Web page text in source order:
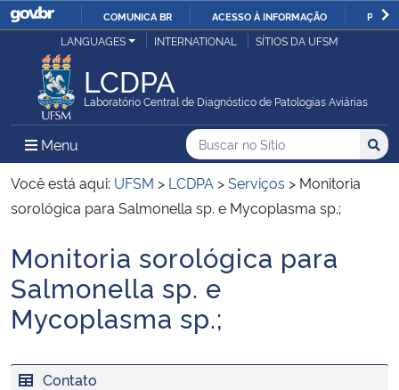
IR
COMUNICA BR ACESSO À INFORMAÇÃO
Ministério da Justiça e Segurança Pública
Ministério da Defesa
Ministério das Relações Exteriores
Ministério da Infraestrutura
Ministério da Agricultura, Pecuária e Abastecimento
Ministério da Educação
LANGUAGES INTERNATIONAL SÍTIOS DA UFSM
LCDPA
Laboratório Central de Diagnóstico de Patologias Aviárias
Menu Menu Principal do Sítio
Busca
Buscar no no Sítio
Busca:
Você está aqui: UFSM > LCDPA >Serviços > Monitoria
sorológica para Salmonella sp. e Mycoplasma sp.;
Início do conteúdo
Monitoria sorológica para
Salmonella sp. e
Mycoplasma sp.;
Contato